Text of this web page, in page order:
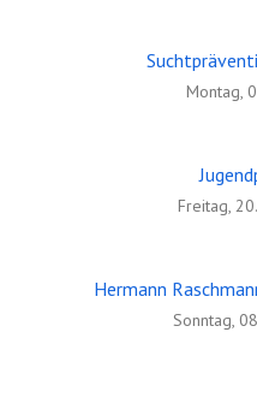
Einladung zur
Dienstag,
Montag,
Freitag,
Hermann
Sonntag,